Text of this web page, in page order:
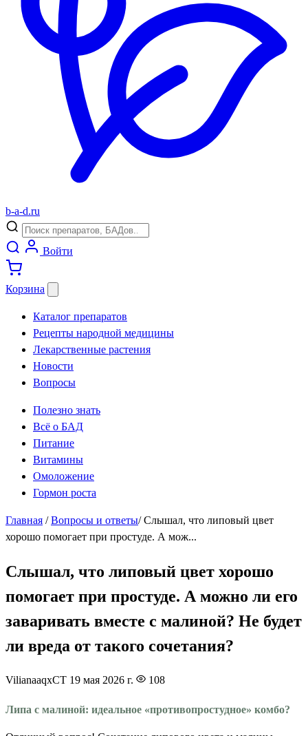
b-a-d.ru
Войти
Корзина
Каталог препаратов
Рецепты народной медицины
Лекарственные растения
Новости
Вопросы
Полезно знать
Всё о БАД
Питание
Витамины
Омоложение
Гормон роста
Главная / Вопросы и ответы/ Слышал, что липовый цвет
хорошо помогает при простуде. А мож...
Слышал, что липовый цвет хорошо
помогает при простуде. А можно ли его
заваривать вместе с малиной? Не будет
ли вреда от такого сочетания?
VilianaaqxCT 19 мая 2026 г. 108
Липа с малиной: идеальное «противопростудное» комбо?